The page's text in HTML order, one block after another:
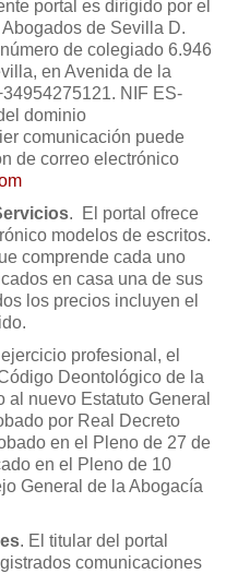
de Propietarios
Urbanos
de Propietarios
Vivienda en Propiedad
portal es dirigido por el
de Sevilla D.
de colegiado 6.946
en Avenida de la
NIF ES-
dominio
comunicación puede
de correo electrónico
. El portal ofrece
modelos de escritos.
comprende cada uno
en casa una de sus
los precios incluyen el
profesional, el
Deontológico de la
nuevo Estatuto General
por Real Decreto
en el Pleno de 27 de
en el Pleno de 10
General de la Abogacía
. El titular del portal
comunicaciones